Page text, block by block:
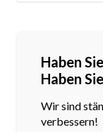
Haben
Haben
Wir sind
verbessern!